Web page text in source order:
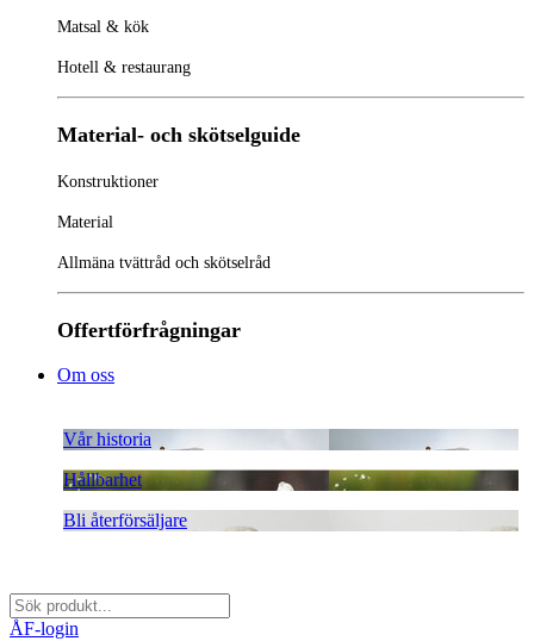
Matsal & kök
Hotell & restaurang
Material- och skötselguide
Konstruktioner
Material
Allmäna tvättråd och skötselråd
Offertförfrågningar
Om oss
Vår historia
Hållbarhet
Bli återförsäljare
ÅF-login